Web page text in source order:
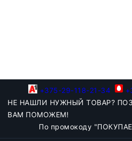
+375-29-118-21-34
НЕ НАШЛИ НУЖНЫЙ ТОВАР?
ВАМ ПОМОЖЕМ!
По промокоду